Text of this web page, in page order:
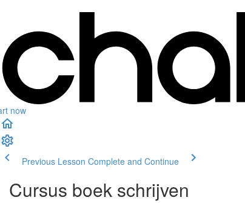
now
Previous Lesson Complete and Continue
Cursus boek schrijven